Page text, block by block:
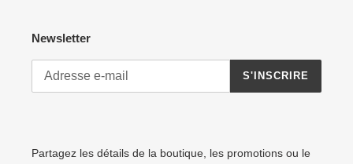
Newsletter
S'INSCRIRE
Partagez les détails de la boutique, les promotions ou le